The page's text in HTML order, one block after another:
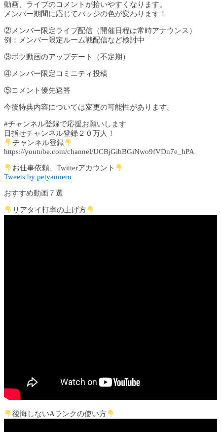
動画、ライブのコメントが拾いやすくなります。
メンバー期間に応じてバッジの色が変わります！
②メンバー限定ライブ配信（開催日程は常時アナウンス）
例：メンバー限定ルーム戦配信など検討中
③ボツ動画のアップデート（不定期）
④メンバー限定コミニティ投稿
⑤コメント優先返答
今後特典内容については変更の可能性があります。
#チャンネル登録で応援お願いします
目指せチャンネル登録２０万人！
チャンネル登録
https://youtube.com/channel/UCBjGibBGiNwo9fVDn7e_hPA
お仕事依頼、Twitterアカウント
Tweets by petyanneru
おすすめ動画７選
リアタイ打率の上げ方
後悔しないAランクの使い方